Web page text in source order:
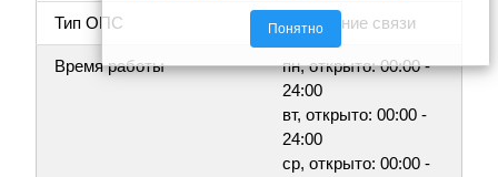
Тип ОПС Отделение связи
Время работы
пн, открыто: 00:00 -
24:00
вт, открыто: 00:00 -
24:00
ср, открыто: 00:00 -
Понятно